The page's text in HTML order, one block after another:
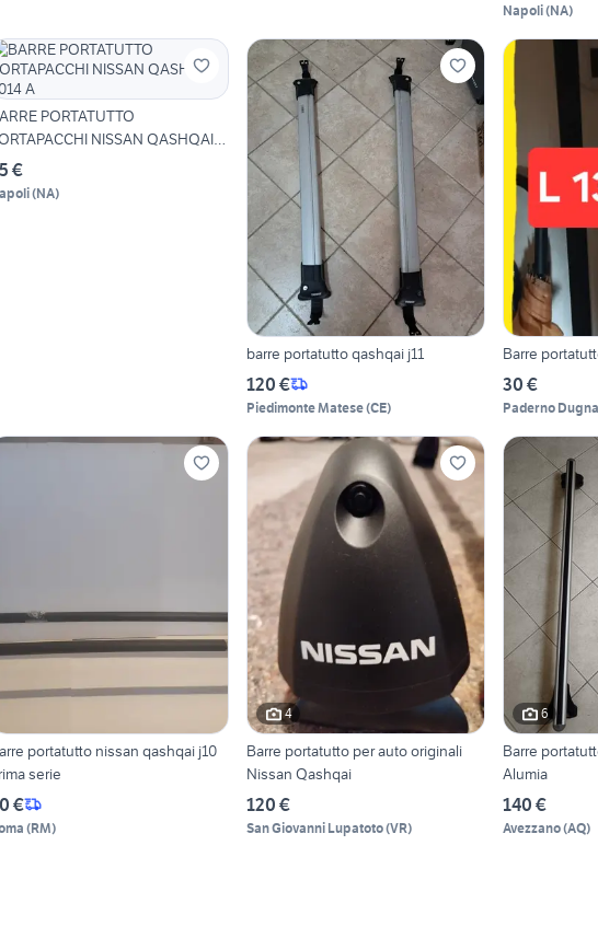
Napoli(NA)
PORTATUTTO
NISSAN QASHQAI
A
€
(NA)
barre portatutto qashqai j11
120 €
Piedimonte Matese(CE)
Barre
30 €
Paderno
portatutto nissan qashqai j10
serie
€
(RM)
4
Barre portatutto per auto originali
Nissan Qashqai
120 €
San Giovanni Lupatoto(VR)
6
Barre
Alumia
140 €
Avezzano(AQ)